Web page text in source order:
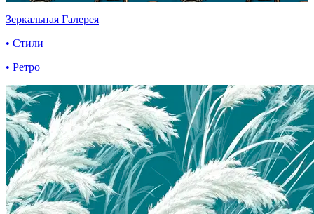
Зеркальная Галерея
• Стили
• Ретро